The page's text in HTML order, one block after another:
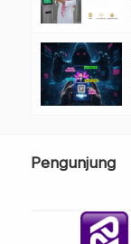
Pengunjung